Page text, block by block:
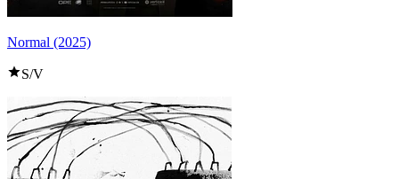
Normal (2025)
S/V